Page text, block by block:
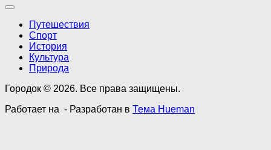
Путешествия
Спорт
История
Культура
Природа
Городок © 2026. Все права защищены.
Работает на - Разработан в Тема Hueman